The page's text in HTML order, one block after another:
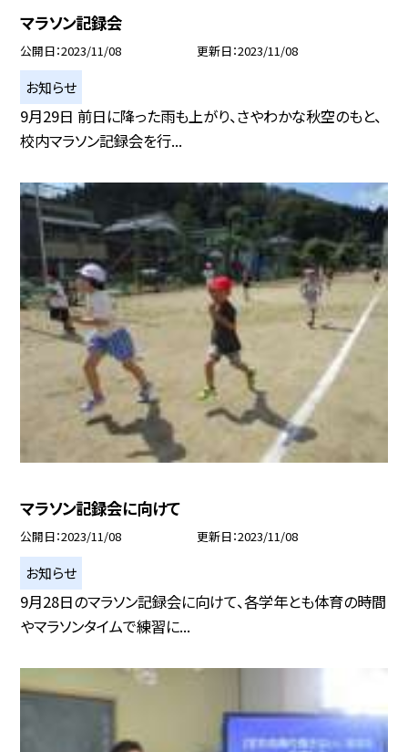
マラソン記録会
公開日 2023/11/08 更新日 2023/11/08
お知らせ
9月29日 前日に降った雨も上がり、さやわかな秋空のもと、
校内マラソン記録会を行...
マラソン記録会に向けて
公開日 2023/11/08 更新日 2023/11/08
お知らせ
9月28日のマラソン記録会に向けて、各学年とも体育の時間
やマラソンタイムで練習に...